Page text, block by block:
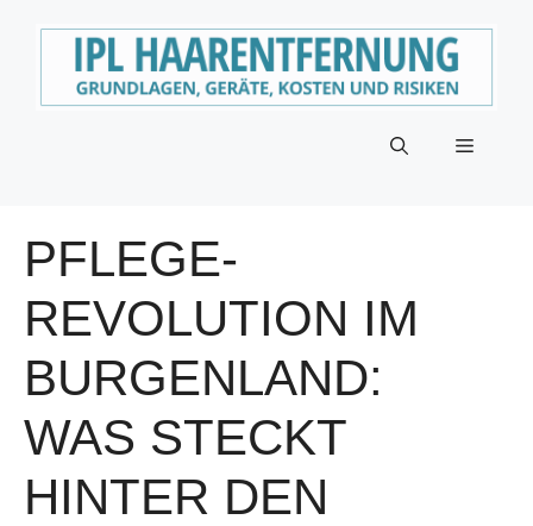
Menü
PFLEGE-
REVOLUTION IM
BURGENLAND:
WAS STECKT
HINTER DEN